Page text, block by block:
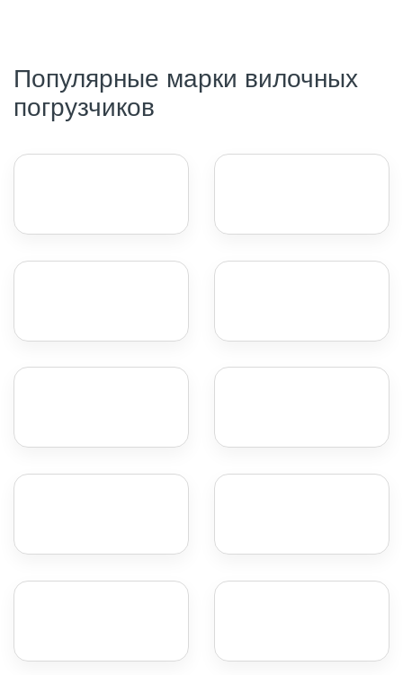
Популярные марки вилочных
погрузчиков